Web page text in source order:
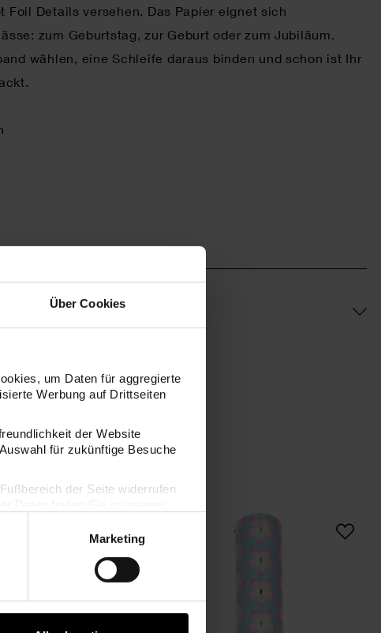
Über Cookies
um Daten für aggregierte
Werbung auf Drittseiten
der Website
für zukünftige Besuche
der Seite widerrufen
Marketing
Foil Details versehen. Das Papier eignet sich
zum Geburtstag, zur Geburt oder zum Jubiläum.
wählen, eine Schleife daraus binden und schon ist Ihr
Geschenkpapier Kirschblüten Pink Geschenkpapier